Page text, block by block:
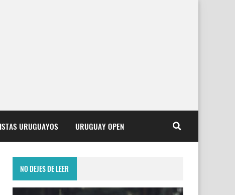
URUGUAYOS URUGUAY OPEN
NO DEJES DE LEER